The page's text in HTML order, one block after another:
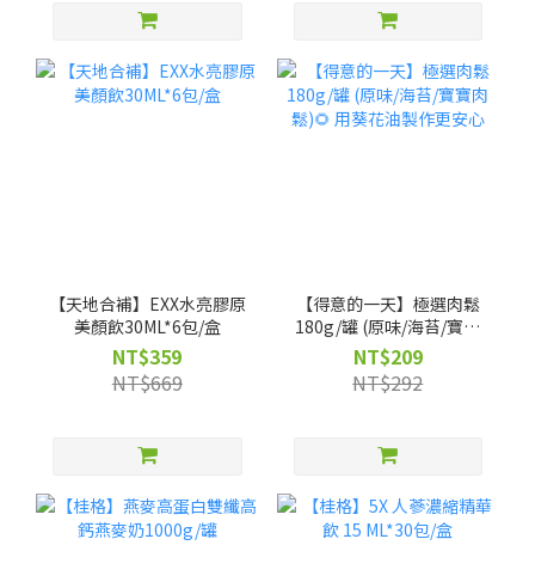
【天地合補】EXX水亮膠原
美顏飲30ML*6包/盒
NT$359
NT$669
【得意的一天】極選肉鬆
180g/罐 (原味/海苔/寶寶
肉鬆)🌻 用葵花油製作更安
心
NT$209
NT$292